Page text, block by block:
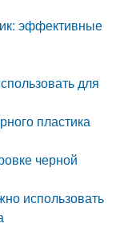
эффективные
для
пластика
черной
использовать